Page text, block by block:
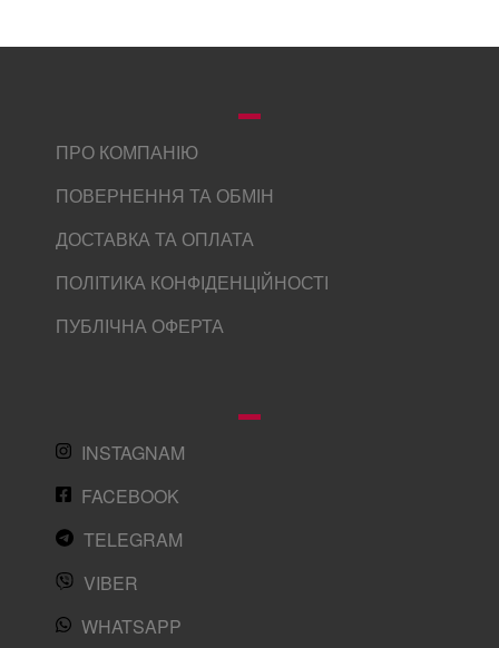
ПРО КОМПАНІЮ
ПОВЕРНЕННЯ ТА ОБМІН
ДОСТАВКА ТА ОПЛАТА
ПОЛІТИКА КОНФІДЕНЦІЙНОСТІ
ПУБЛІЧНА ОФЕРТА
INSTAGNAM
FACEBOOK
TELEGRAM
VIBER
WHATSAPP